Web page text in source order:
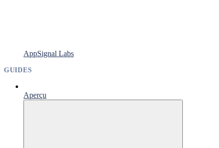
AppSignal Labs
GUIDES
Aperçu